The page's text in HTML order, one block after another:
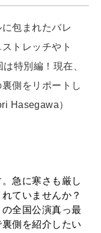
包まれたバレ
トレッチやト
特別編！現在、
側をリポートし
Hasegawa）
急に寒さも厳し
ていませんか？
全国公演真っ最
側を紹介したい